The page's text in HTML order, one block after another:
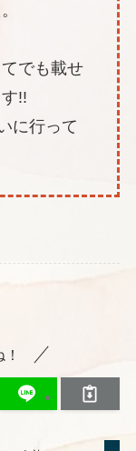
でも載せ
!!
に行って